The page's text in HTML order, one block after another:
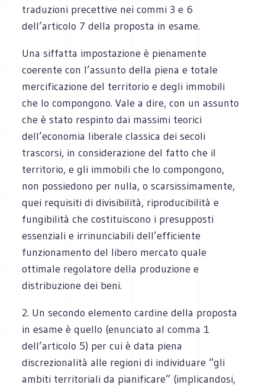
traduzioni precettive nei commi 3 e 6
dell’articolo 7 della proposta in esame.
Una siffatta impostazione è pienamente
coerente con l’assunto della piena e totale
mercificazione del territorio e degli immobili
che lo compongono. Vale a dire, con un assunto
che è stato respinto dai massimi teorici
dell’economia liberale classica dei secoli
trascorsi, in considerazione del fatto che il
territorio, e gli immobili che lo compongono,
non possiedono per nulla, o scarsissimamente,
quei requisiti di divisibilità, riproducibilità e
fungibilità che costituiscono i presupposti
essenziali e irrinunciabili dell’efficiente
funzionamento del libero mercato quale
ottimale regolatore della produzione e
distribuzione dei beni.
2. Un secondo elemento cardine della proposta
in esame è quello (enunciato al comma 1
dell’articolo 5) per cui è data piena
discrezionalità alle regioni di individuare “gli
ambiti territoriali da pianificare” (implicandosi,